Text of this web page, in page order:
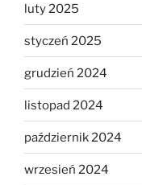
luty 2025
styczeń 2025
grudzień 2024
listopad 2024
październik 2024
wrzesień 2024